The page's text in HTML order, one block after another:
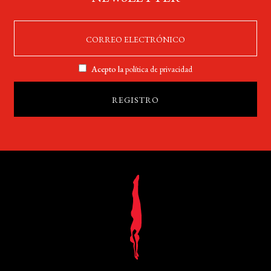
Acepto lapolítica de privacidad